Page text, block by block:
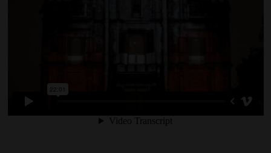
Comissària, investigadora i productora
cultural especialitzada en art, ciència i
tecnologia. Arrelada a la ciència i l’enginyeria,